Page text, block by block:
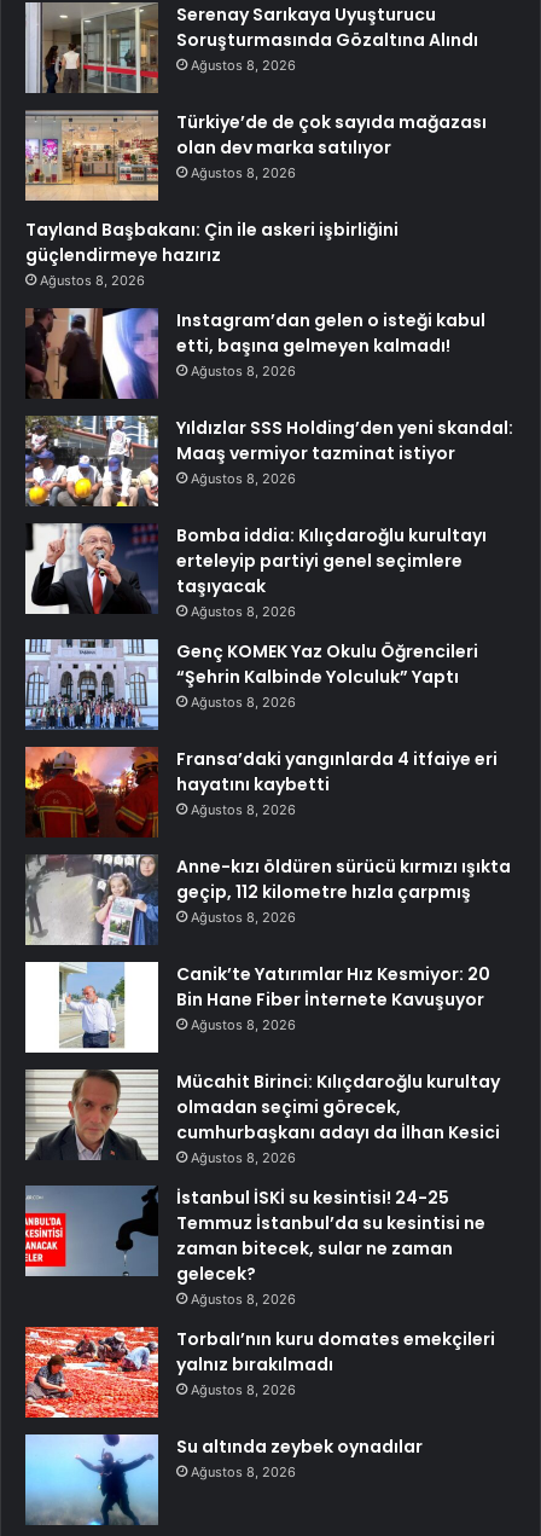
Serenay Sarıkaya Uyuşturucu
Soruşturmasında Gözaltına Alındı
Ağustos 8, 2026
Türkiye’de de çok sayıda mağazası
olan dev marka satılıyor
Ağustos 8, 2026
Tayland Başbakanı: Çin ile askeri işbirliğini
güçlendirmeye hazırız
Ağustos 8, 2026
Instagram’dan gelen o isteği kabul
etti, başına gelmeyen kalmadı!
Ağustos 8, 2026
Yıldızlar SSS Holding’den yeni skandal:
Maaş vermiyor tazminat istiyor
Ağustos 8, 2026
Bomba iddia: Kılıçdaroğlu kurultayı
erteleyip partiyi genel seçimlere
taşıyacak
Ağustos 8, 2026
Genç KOMEK Yaz Okulu Öğrencileri
“Şehrin Kalbinde Yolculuk” Yaptı
Ağustos 8, 2026
Fransa’daki yangınlarda 4 itfaiye eri
hayatını kaybetti
Ağustos 8, 2026
Anne-kızı öldüren sürücü kırmızı ışıkta
geçip, 112 kilometre hızla çarpmış
Ağustos 8, 2026
Canik’te Yatırımlar Hız Kesmiyor: 20
Bin Hane Fiber İnternete Kavuşuyor
Ağustos 8, 2026
Mücahit Birinci: Kılıçdaroğlu kurultay
olmadan seçimi görecek,
cumhurbaşkanı adayı da İlhan Kesici
Ağustos 8, 2026
İstanbul İSKİ su kesintisi! 24-25
Temmuz İstanbul’da su kesintisi ne
zaman bitecek, sular ne zaman
gelecek?
Ağustos 8, 2026
Torbalı’nın kuru domates emekçileri
yalnız bırakılmadı
Ağustos 8, 2026
Su altında zeybek oynadılar
Ağustos 8, 2026